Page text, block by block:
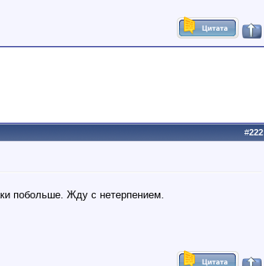
#222
побольше. Жду с нетерпением.